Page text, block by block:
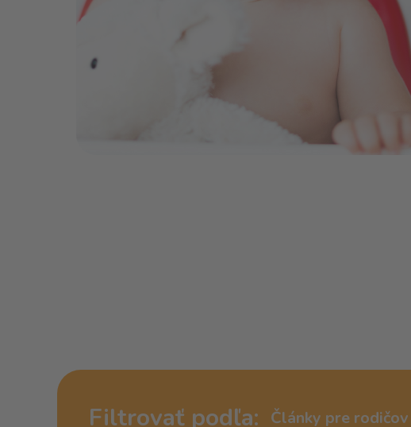
Filtrovať podľa: Články pre rodičov